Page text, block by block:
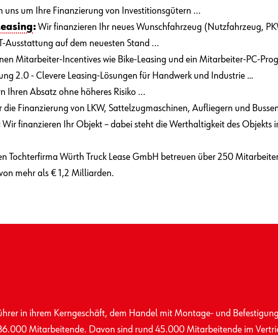
uns um Ihre Finanzierung von Investitionsgütern ...
: Wir finanzieren Ihr neues Wunschfahrzeug (Nutzfahrzeug,
Ausstattung auf dem neuesten Stand ...
Mitarbeiter-Incentives wie Bike-Leasing und ein Mitarbeiter-PC-
2.0 - Clevere Leasing-Lösungen für Handwerk und Industrie …
Ihren Absatz ohne höheres Risiko ...
die Finanzierung von LKW, Sattelzugmaschinen, Aufliegern und
Wir finanzieren Ihr Objekt – dabei steht die Werthaltigkeit des Objekts
Tochterfirma Würth Truck Lease GmbH betreuen über 250
mehr als € 1,2 Milliarden.
in ihrem Kerngeschäft, dem Handel mit Montage- und
Mitarbeitende. Davon sind rund 45.000 Mitarbeitende im